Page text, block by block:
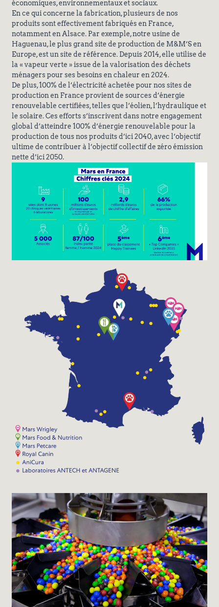
économiques, environnementaux et sociaux.
En ce qui concerne la fabrication, plusieurs de nos
produits sont effectivement fabriqués en France,
notamment en Alsace. Par exemple, notre usine de
Haguenau, le plus grand site de production de M&M’S en
Europe, est un site de référence. Depuis 2014, elle utilise de
la « vapeur verte » issue de la valorisation des déchets
ménagers pour ses besoins en chaleur en 2024.
De plus, 100% de l’électricité achetée pour nos sites de
production en France provient de sources d’énergie
renouvelable certifiées, telles que l’éolien, l’hydraulique et
le solaire. Ces efforts s’inscrivent dans notre engagement
global d’atteindre 100% d’énergie renouvelable pour la
production de tous nos produits d’ici 2040, avec l’objectif
ultime de contribuer à l’objectif collectif de zéro émission
nette d’ici 2050.